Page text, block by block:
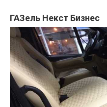
ГАЗель Некст Бизнес